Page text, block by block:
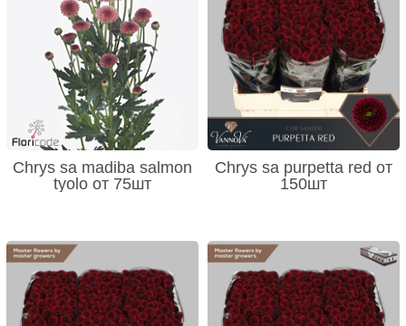
Chrys sa madiba salmon
tyolo от 75шт
Chrys sa purpetta red от
150шт